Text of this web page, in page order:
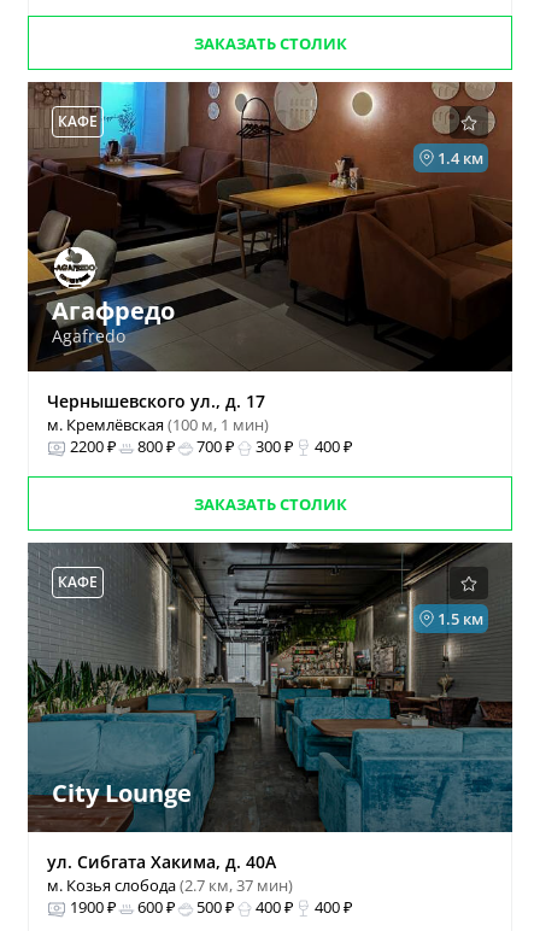
ЗАКАЗАТЬ СТОЛИК
КАФЕ
1.4 км
Агафредо
Agafredo
Чернышевского ул., д. 17
м. Кремлёвская(100 м, 1 мин)
2200 ₽
800 ₽ 700 ₽ 300 ₽ 400 ₽
ЗАКАЗАТЬ СТОЛИК
КАФЕ
1.5 км
City Lounge
ул. Сибгата Хакима, д. 40А
м. Козья слобода(2.7 км, 37 мин)
1900 ₽
600 ₽ 500 ₽ 400 ₽ 400 ₽